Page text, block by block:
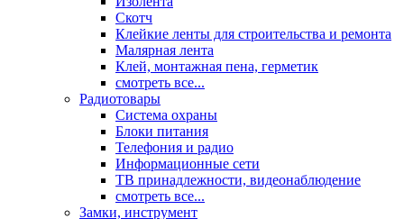
Скотч
Клейкие ленты для строительства и ремонта
Малярная лента
Клей, монтажная пена, герметик
смотреть все...
Радиотовары
Система охраны
Блоки питания
Телефония и радио
Информационные сети
ТВ принадлежности, видеонаблюдение
смотреть все...
Замки, инструмент